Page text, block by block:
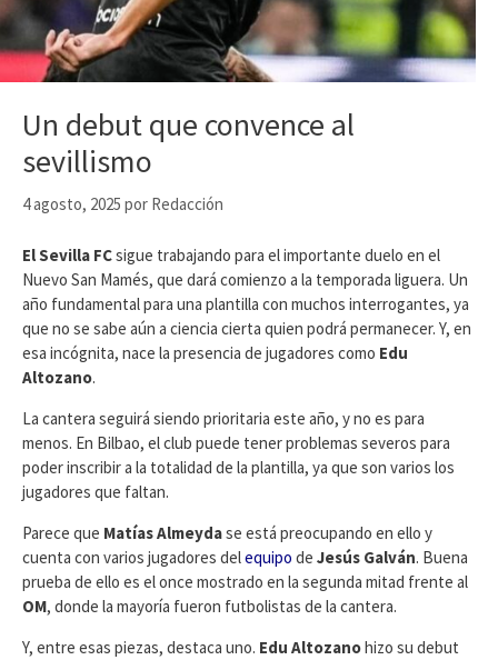
Un debut que convence al
sevillismo
4 agosto, 2025 por Redacción
El Sevilla FCsigue trabajando para el importante duelo en el
Nuevo San Mamés, que dará comienzo a la temporada liguera. Un
año fundamental para una plantilla con muchos interrogantes, ya
que no se sabe aún a ciencia cierta quien podrá permanecer. Y, en
esa incógnita, nace la presencia de jugadores como Edu
Altozano.
La cantera seguirá siendo prioritaria este año, y no es para
menos. En Bilbao, el club puede tener problemas severos para
poder inscribir a la totalidad de la plantilla, ya que son varios los
jugadores que faltan.
Parece que Matías Almeydase está preocupando en ello y
cuenta con varios jugadores delequipo de Jesús Galván. Buena
prueba de ello es el once mostrado en la segunda mitad frente al
OM, donde la mayoría fueron futbolistas de la cantera.
Y, entre esas piezas, destaca uno. Edu Altozanohizo su debut